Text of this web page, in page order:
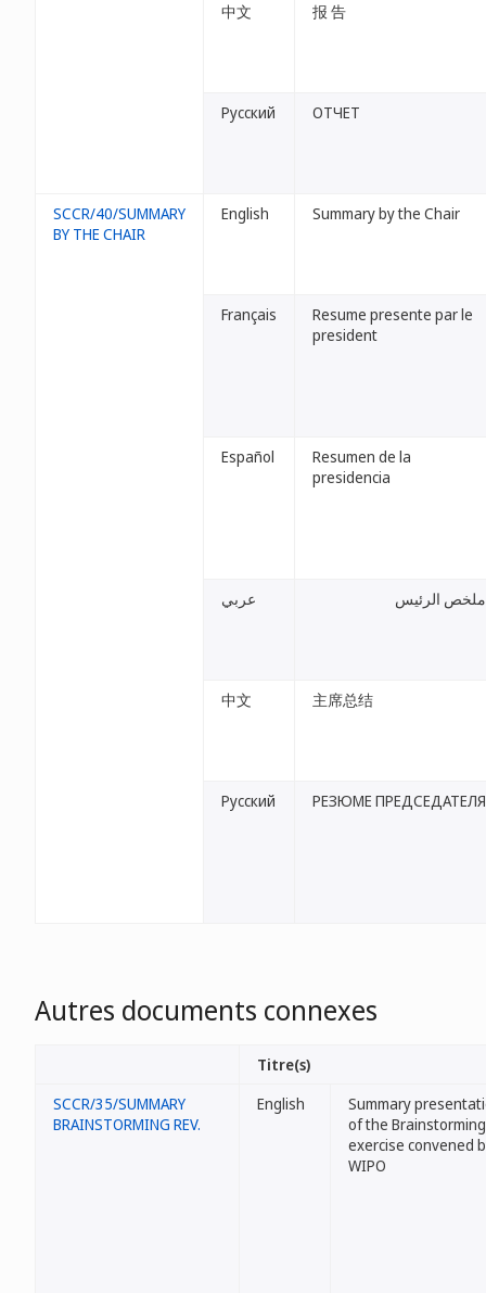
中文 报 告
Русский ОТЧЕТ
SCCR/40/SUMMARY
BY THE CHAIR
English Summary by the Chair
Français
Resume presente par le
president
Español
Resumen de la
presidencia
عربي ملخص الرئيس
中文 主席总结
Русский РЕЗЮМЕ ПРЕДСЕДАТЕЛЯ
Autres documents connexes
Titre(s)
SCCR/35/SUMMARY
BRAINSTORMING REV.
English
Summary
of the Brainstorming
exercise convened
WIPO